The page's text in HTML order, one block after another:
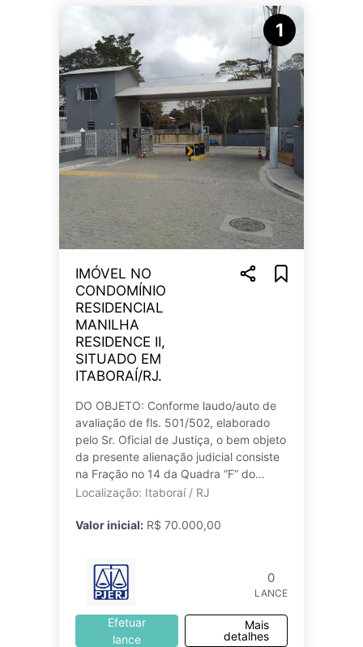
1
IMÓVEL NO
CONDOMÍNIO
RESIDENCIAL
MANILHA
RESIDENCE II,
SITUADO EM
ITABORAÍ/RJ.
DO OBJETO: Conforme laudo/auto de
avaliação de fls. 501/502, elaborado
pelo Sr. Oficial de Justiça, o bem objeto
da presente alienação judicial consiste
na Fração no 14 da Quadra “F” do
Condomínio Residencial Manilha
Localização: Itaboraí / RJ
Valor inicial: R$ 70.000,00
0
LANCE
Efetuar
lance
Mais
detalhes